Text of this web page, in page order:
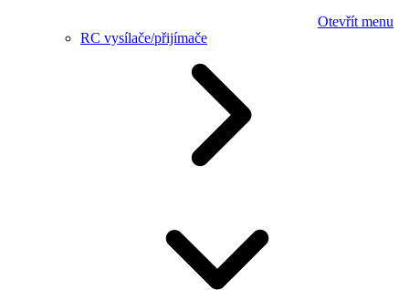
Otevřít menu
RC vysílače/přijímače